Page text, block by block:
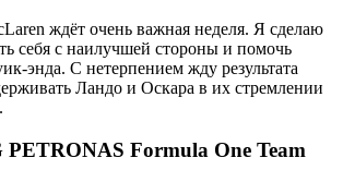
ждёт очень важная неделя. Я сделаю
себя с наилучшей стороны и помочь
энда. С нетерпением жду результата
Ландо и Оскара в их стремлении
PETRONAS Formula One Team